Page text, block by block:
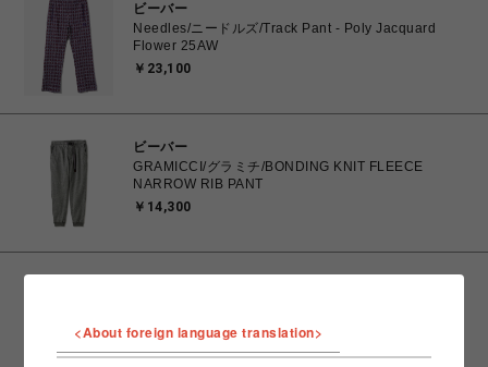
ビーバー
Needles/ニードルズ/Track Pant - Poly Jacquard
Flower 25AW
￥23,100
ビーバー
GRAMICCI/グラミチ/BONDING KNIT FLEECE
NARROW RIB PANT
￥14,300
<About foreign language translation>